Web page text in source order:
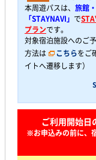
本周遊パスは、 旅館
「STAYNAVI」 で
プランです。
対象宿泊施設へのご
方法は
こちらをご
イトへ遷移します）
ご利用開始日
※お申込みの前に、